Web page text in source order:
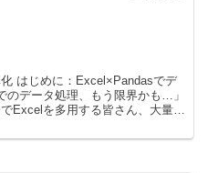
はじめに：Excel×Pandasでデ
のデータ処理、もう限界かも…」
Excelを多用する皆さん、大量の